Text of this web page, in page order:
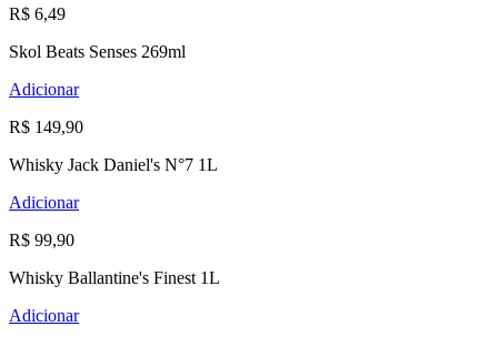
R$ 6,49
Skol Beats Senses 269ml
Adicionar
R$ 149,90
Whisky Jack Daniel's N°7 1L
Adicionar
R$ 99,90
Whisky Ballantine's Finest 1L
Adicionar